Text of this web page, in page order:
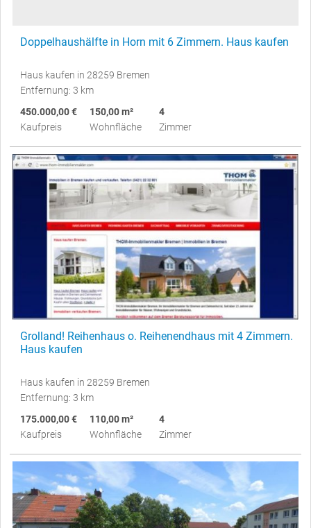
Doppelhaushälfte in Horn mit 6 Zimmern. Haus kaufen
Haus kaufen in 28259 Bremen
Entfernung: 3 km
450.000,00 €
Kaufpreis
150,00 m²
Wohnfläche
4
Zimmer
Grolland! Reihenhaus o. Reihenendhaus mit 4 Zimmern.
Haus kaufen
Haus kaufen in 28259 Bremen
Entfernung: 3 km
175.000,00 €
Kaufpreis
110,00 m²
Wohnfläche
4
Zimmer